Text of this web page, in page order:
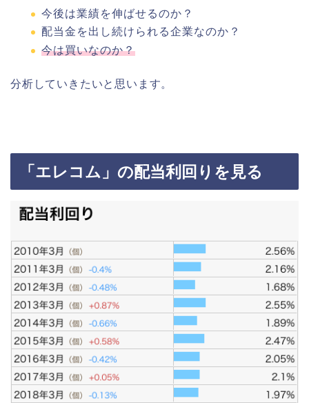
今後は業績を伸ばせるのか？
配当金を出し続けられる企業なのか？
今は買いなのか？
分析していきたいと思います。
「エレコム」の配当利回りを見る